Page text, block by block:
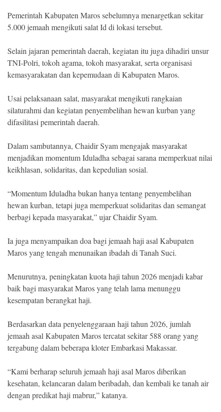
Reserve
Pemerintah Kabupaten Maros sebelumnya menargetkan sekitar
5.000 jemaah mengikuti salat Id di lokasi tersebut.
Selain jajaran pemerintah daerah, kegiatan itu juga dihadiri unsur
TNI-Polri, tokoh agama, tokoh masyarakat, serta organisasi
kemasyarakatan dan kepemudaan di Kabupaten Maros.
Usai pelaksanaan salat, masyarakat mengikuti rangkaian
silaturahmi dan kegiatan penyembelihan hewan kurban yang
difasilitasi pemerintah daerah.
Dalam sambutannya, Chaidir Syam mengajak masyarakat
menjadikan momentum Iduladha sebagai sarana memperkuat nilai
keikhlasan, solidaritas, dan kepedulian sosial.
“Momentum Iduladha bukan hanya tentang penyembelihan
hewan kurban, tetapi juga memperkuat solidaritas dan semangat
berbagi kepada masyarakat,” ujar Chaidir Syam.
Ia juga menyampaikan doa bagi jemaah haji asal Kabupaten
Maros yang tengah menunaikan ibadah di Tanah Suci.
Menurutnya, peningkatan kuota haji tahun 2026 menjadi kabar
baik bagi masyarakat Maros yang telah lama menunggu
kesempatan berangkat haji.
Berdasarkan data penyelenggaraan haji tahun 2026, jumlah
jemaah asal Kabupaten Maros tercatat sekitar 588 orang yang
tergabung dalam beberapa kloter Embarkasi Makassar.
“Kami berharap seluruh jemaah haji asal Maros diberikan
kesehatan, kelancaran dalam beribadah, dan kembali ke tanah air
dengan predikat haji mabrur,” katanya.